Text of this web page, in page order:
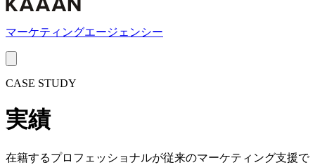
マーケティングエージェンシー
CASE STUDY
実績
在籍するプロフェッショナルが従来のマーケティング支援で